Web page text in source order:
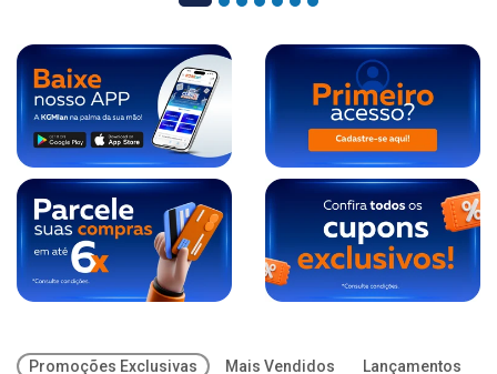
Promoções Exclusivas Mais Vendidos Lançamentos